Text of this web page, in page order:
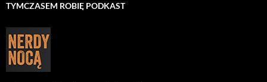
TYMCZASEM ROBIĘ PODKAST